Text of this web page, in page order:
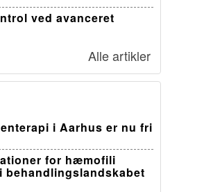
ved avanceret
Alle artikler
i Aarhus er nu fri
for hæmofili